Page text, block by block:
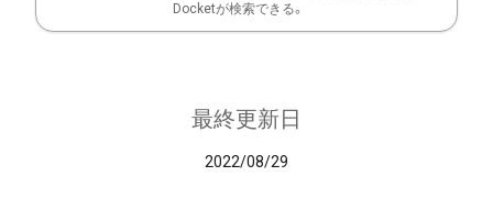
Docketが検索できる。
最終更新日
2022/08/29